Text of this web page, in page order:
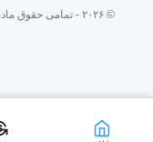
© ۲۰۲۶ - تمامی